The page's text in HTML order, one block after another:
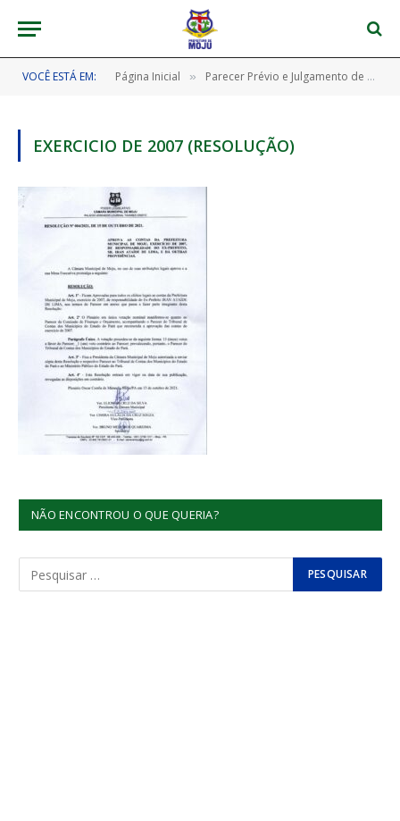
VOCÊ ESTÁ EM: Página Inicial » Parecer Prévio e Julgamento de Contas
EXERCICIO DE 2007 (RESOLUÇÃO)
NÃO ENCONTROU O QUE QUERIA?